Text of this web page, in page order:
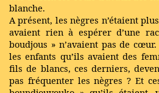
blanche.
A présent, les nègres n’étaient
avaient rien à espérer d’une
boudjous » n’avaient pas de
les enfants qu’ils avaient des
fils de blancs, ces derniers,
pas fréquenter les nègres ? Et